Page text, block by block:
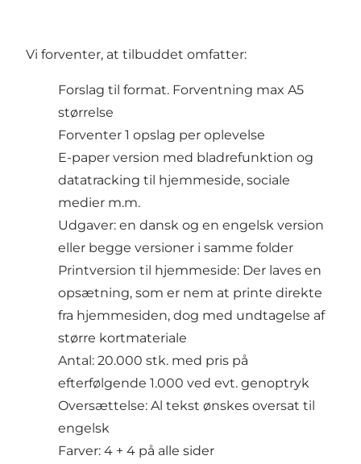
Vi forventer, at tilbuddet omfatter:
Forslag til format. Forventning max A5
størrelse
Forventer 1 opslag per oplevelse
E-paper version med bladrefunktion og
datatracking til hjemmeside, sociale
medier m.m.
Udgaver: en dansk og en engelsk version
eller begge versioner i samme folder
Printversion til hjemmeside: Der laves en
opsætning, som er nem at printe direkte
fra hjemmesiden, dog med undtagelse af
større kortmateriale
Antal: 20.000 stk. med pris på
efterfølgende 1.000 ved evt. genoptryk
Oversættelse: Al tekst ønskes oversat til
engelsk
Farver: 4 + 4 på alle sider